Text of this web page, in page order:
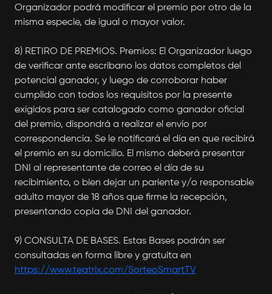
Organizador podrá modificar el premio por otro de la
misma especie, de igual o mayor valor.
8) RETIRO DE PREMIOS. Premios: El Organizador luego
de verificar ante escribano los datos completos del
potencial ganador, y luego de corroborar haber
cumplido con todos los requisitos por la presente
exigidos para ser catalogado como ganador oficial
del premio, dispondrá a realizar el envío por
correspondencia. Se le notificará el día en que recibirá
el premio en su domicilio. El mismo deberá presentar
DNI al representante de correo el día de su
recibimiento, o bien dejar un pariente y/o responsable
adulto mayor de 18 años que firme la recepción,
presentando copia de DNI del ganador.
9) CONSULTA DE BASES. Estas Bases podrán ser
consultadas en forma libre y gratuita en
https://www.teatrix.com/SorteoSmartTV